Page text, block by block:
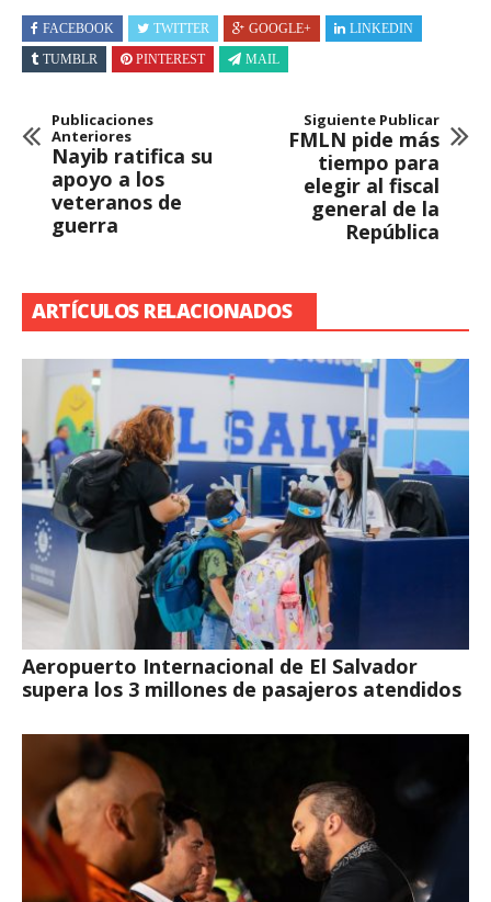
FACEBOOK TWITTER GOOGLE+
LINKEDIN
TUMBLR
PINTEREST MAIL
Publicaciones
Anteriores
Nayib ratifica su
apoyo a los
veteranos de
guerra
Siguiente Publicar
FMLN pide más
tiempo para
elegir al fiscal
general de la
República
ARTÍCULOS RELACIONADOS
Aeropuerto Internacional de El Salvador
supera los 3 millones de pasajeros atendidos